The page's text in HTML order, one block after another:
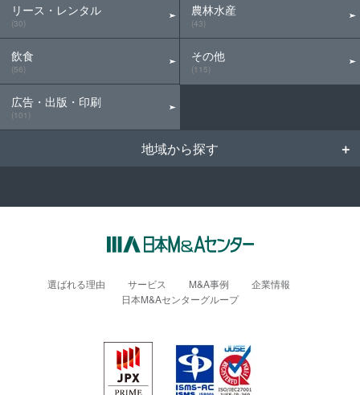
リース・レンタル
(30)
飲食
(56)
広告・出版・印刷
(101)
農林水産
(43)
その他
(115)
地域から探す
選ばれる理由 サービス M&A事例
企業情報
日本M&Aセンターグループ